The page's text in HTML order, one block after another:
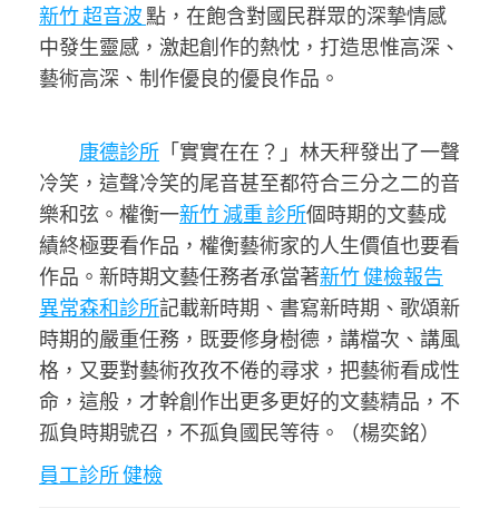
新竹 超音波 點，在飽含對國民群眾的深摯情感
中發生靈感，激起創作的熱忱，打造思惟高深、
藝術高深、制作優良的優良作品。
康德診所 「實實在在？」林天秤發出了一聲
冷笑，這聲冷笑的尾音甚至都符合三分之二的音
樂和弦。權衡一新竹 減重 診所個時期的文藝成
績終極要看作品，權衡藝術家的人生價值也要看
作品。新時期文藝任務者承當著新竹 健檢報告
異常森和診所記載新時期、書寫新時期、歌頌新
時期的嚴重任務，既要修身樹德，講檔次、講風
格，又要對藝術孜孜不倦的尋求，把藝術看成性
命，這般，才幹創作出更多更好的文藝精品，不
孤負時期號召，不孤負國民等待。（楊奕銘）
員工診所 健檢